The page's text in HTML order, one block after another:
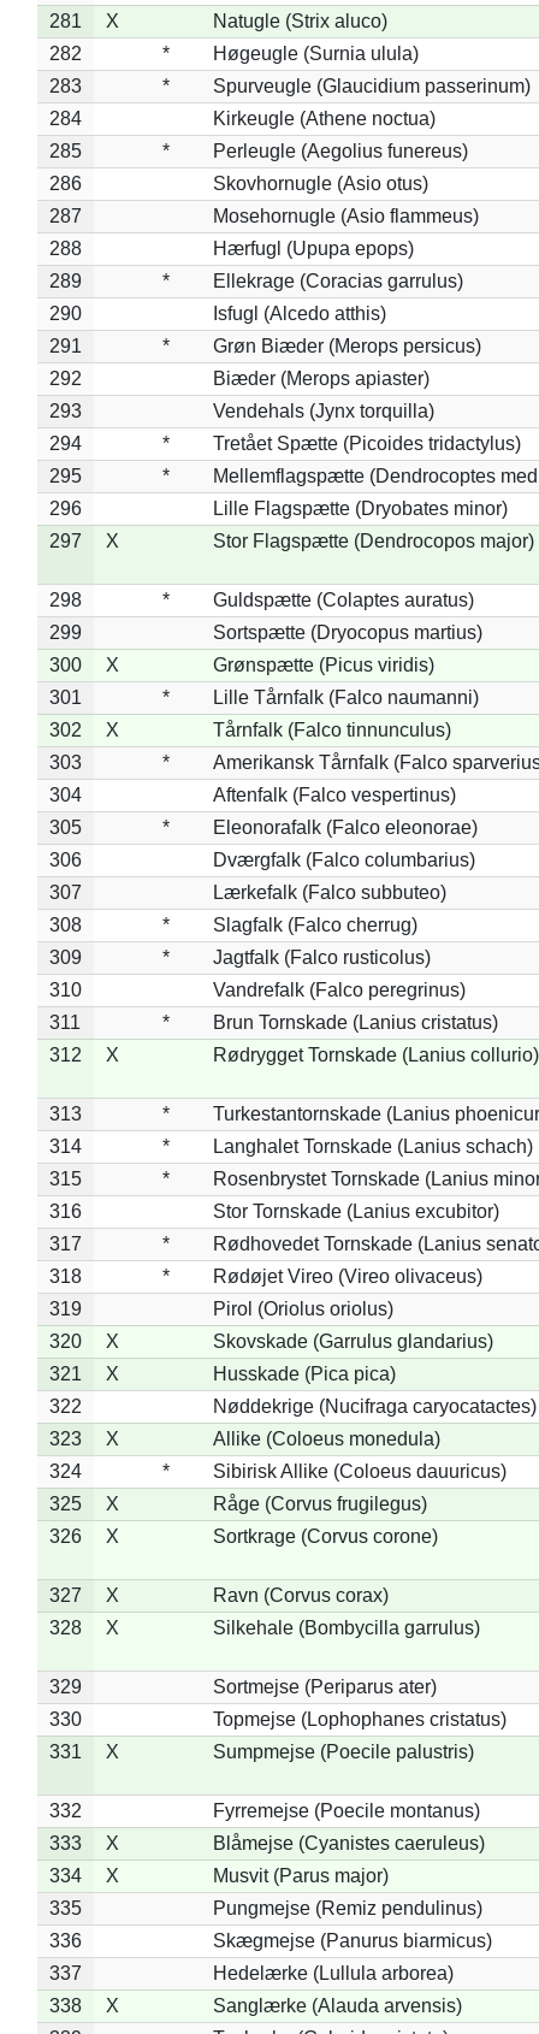
281
X
Natugle (Strix aluco)
282
*
Høgeugle (Surnia ulula)
283
*
Spurveugle (Glaucidium passerinum)
284
Kirkeugle (Athene noctua)
285
*
Perleugle (Aegolius funereus)
286
Skovhornugle (Asio otus)
287
Mosehornugle (Asio flammeus)
288
Hærfugl (Upupa epops)
289
*
Ellekrage (Coracias garrulus)
290
Isfugl (Alcedo atthis)
291
*
Grøn Biæder (Merops persicus)
292
Biæder (Merops apiaster)
293
Vendehals (Jynx torquilla)
294
*
Tretået Spætte (Picoides tridactylus)
295
*
Mellemflagspætte (Dendrocoptes
296
Lille Flagspætte (Dryobates minor)
297
X Stor Flagspætte (Dendrocopos major)
298 *
Guldspætte (Colaptes auratus)
299
Sortspætte (Dryocopus martius)
300
X
Grønspætte (Picus viridis)
301
*
Lille Tårnfalk (Falco naumanni)
302
X
Tårnfalk (Falco tinnunculus)
303
*
Amerikansk Tårnfalk (Falco
304
Aftenfalk (Falco vespertinus)
305
*
Eleonorafalk (Falco eleonorae)
306
Dværgfalk (Falco columbarius)
307
Lærkefalk (Falco subbuteo)
308
*
Slagfalk (Falco cherrug)
309
*
Jagtfalk (Falco rusticolus)
310
Vandrefalk (Falco peregrinus)
311
*
Brun Tornskade (Lanius cristatus)
312
X Rødrygget Tornskade (Lanius collurio)
313 *
Turkestantornskade (Lanius
314
*
Langhalet Tornskade (Lanius schach)
315
*
Rosenbrystet Tornskade (Lanius
316
Stor Tornskade (Lanius excubitor)
317
*
Rødhovedet Tornskade (Lanius
318
*
Rødøjet Vireo (Vireo olivaceus)
319
Pirol (Oriolus oriolus)
320
X
Skovskade (Garrulus glandarius)
321
X
Husskade (Pica pica)
322
Nøddekrige (Nucifraga caryocatactes)
323
X
Allike (Coloeus monedula)
324
*
Sibirisk Allike (Coloeus dauuricus)
325
X
Råge (Corvus frugilegus)
326
X Sortkrage (Corvus corone)
327 X
Ravn (Corvus corax)
328
X Silkehale (Bombycilla garrulus)
329
Sortmejse (Periparus ater)
330
Topmejse (Lophophanes cristatus)
331
X Sumpmejse (Poecile palustris)
332
Fyrremejse (Poecile montanus)
333
X
Blåmejse (Cyanistes caeruleus)
334
X
Musvit (Parus major)
335
Pungmejse (Remiz pendulinus)
336
Skægmejse (Panurus biarmicus)
337
Hedelærke (Lullula arborea)
338
X
Sanglærke (Alauda arvensis)